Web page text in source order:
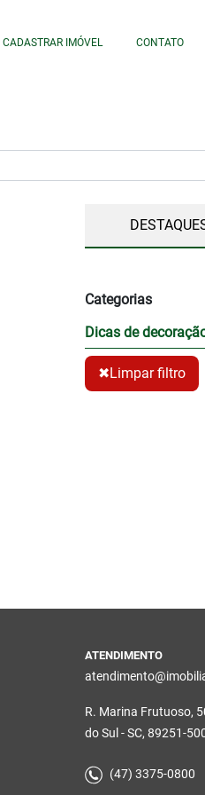
CADASTRAR IMÓVEL CONTATO
Categorias
Dicas de
✖Limpar filtro
ATENDIMENTO
R. Marina Frutuoso,
do Sul - SC, 89251-
(47) 3375-0800